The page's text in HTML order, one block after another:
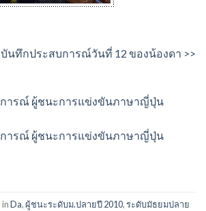
บันทึกประสบการณ์วันที่ 12 ของน้องดา >>
การณ์ ผู้ชนะการแข่งขันภาษาญี่ปุ่น
การณ์ ผู้ชนะการแข่งขันภาษาญี่ปุ่น
Da,ผู้ชนะระดับม.ปลายปี 2010,ระดับมัธยมปลาย